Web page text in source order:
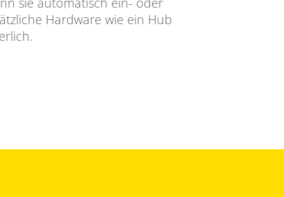
Hardware wie ein Hub